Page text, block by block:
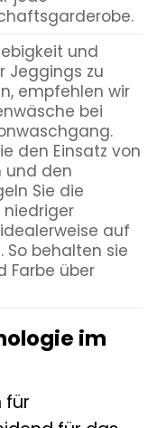
und
Jeggings zu
empfehlen wir
bei
den Einsatz von
und den
Sie die
auf
So behalten sie
Farbe über
im
für